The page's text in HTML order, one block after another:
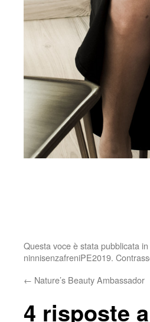
Questa voce è stata pubblicata in
ninnisenzafreniPE2019.
← Nature’s Beauty Ambassador
4 risposte a